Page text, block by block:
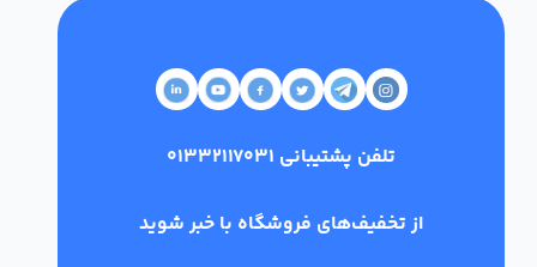
تلفن پشتیبانی 01332117031
از تخفیف‌های فروشگاه با خبر شوید